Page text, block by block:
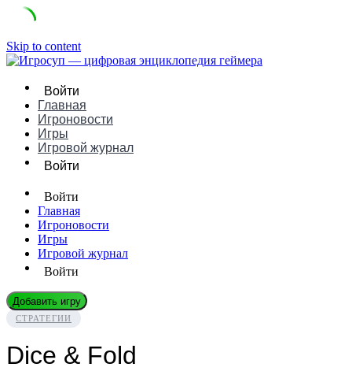
Skip to content
Войти
Главная
Игроновости
Игры
Игровой журнал
Войти
Войти
Главная
Игроновости
Игры
Игровой журнал
Войти
Добавить игру
СТРАТЕГИИ
Dice & Fold